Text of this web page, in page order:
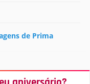
de Prima